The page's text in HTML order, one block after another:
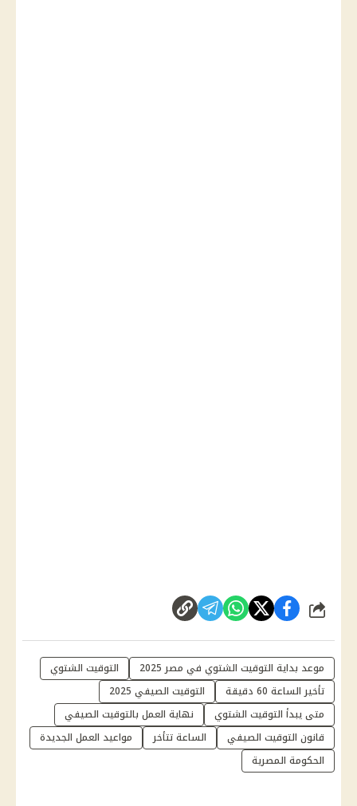
شارك
موعد بداية التوقيت الشتوي في مصر 2025
التوقيت الشتوي
تأخير الساعة 60 دقيقة
التوقيت الصيفي 2025
متى يبدأ التوقيت الشتوي
نهاية العمل بالتوقيت الصيفي
قانون التوقيت الصيفي
الساعة تتأخر
مواعيد العمل الجديدة
الحكومة المصرية